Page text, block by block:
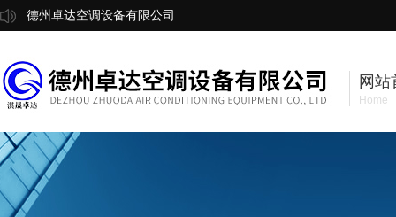
德州卓达空调设备有限公司
网站
Home